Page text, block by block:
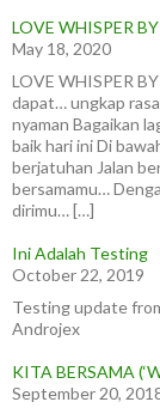
LOVE WHISPER
May 18, 2020
LOVE WHISPER
dapat… ungkap
nyaman Bagaikan
baik hari ini Di
berjatuhan Jalan
bersamamu…
dirimu… […]
Ini Adalah Testing
October 22, 2019
Testing update
Androjex
KITA BERSAMA
September 20,